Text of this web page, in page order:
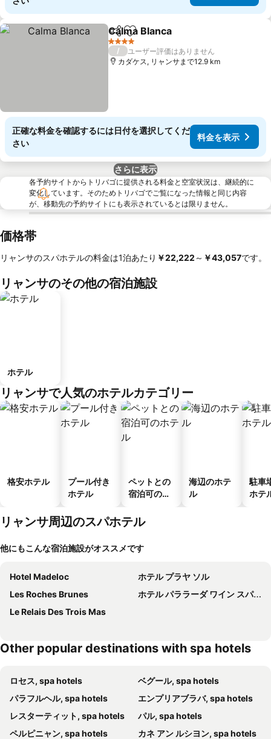
シェアお気に入りに追加
Calma Blanca
4 ホテルのランク
/
ユーザー評価はありません
カダケス, リャンサまで12.9 km
正確な料金を確認するには日付を選択してくだ
さい
料金を表示
さらに表示
各予約サイトからトリバゴに提供される料金と空室状況は、継続的に
変化しています。そのためトリバゴでご覧になった情報と同じ内容
が、移動先の予約サイトにも表示されているとは限りません。
価格帯
リャンサのスパホテルの料金は1泊あたり ‎￥22,222 ～ ‎￥43,057です。
リャンサのその他の宿泊施設
ホテル
リャンサで人気のホテルカテゴリー
格安ホテル
プール付き
ホテル
ペットとの
宿泊可のホ
海辺のホテ
ル
駐車
ホテ
リャンサ周辺のスパホテル
他にもこんな宿泊施設がオススメです
Hotel Madeloc
ホテル プラヤ ソル
Les Roches Brunes
ホテル パララーダ ワイン スパ & ゴルフ
Le Relais Des Trois Mas
Other popular destinations with spa hotels
ロセス, spa hotels
ベグール, spa hotels
パラフルヘル, spa hotels
エンプリアブラバ, spa hotels
レスターティット, spa hotels
パル, spa hotels
ペルピニャン, spa hotels
カネ アン ルシヨン, spa hotels